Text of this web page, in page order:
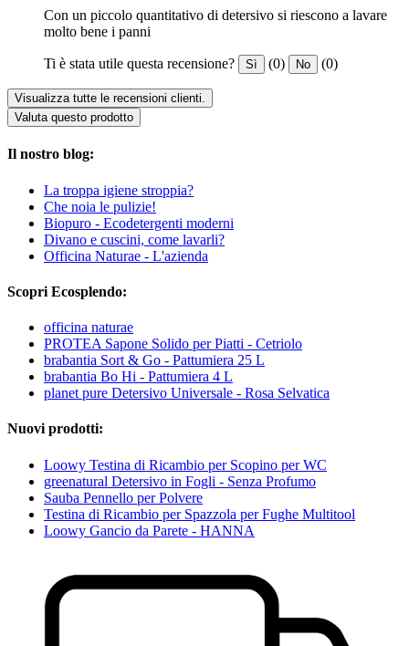
Con un piccolo quantitativo di detersivo si riescono a lavare
molto bene i panni
Ti è stata utile questa recensione? Sì (0) No (0)
Visualizza tutte le recensioni clienti.
Valuta questo prodotto
Il nostro blog:
La troppa igiene stroppia?
Che noia le pulizie!
Biopuro - Ecodetergenti moderni
Divano e cuscini, come lavarli?
Officina Naturae - L'azienda
Scopri Ecosplendo:
officina naturae
PROTEA Sapone Solido per Piatti - Cetriolo
brabantia Sort & Go - Pattumiera 25 L
brabantia Bo Hi - Pattumiera 4 L
planet pure Detersivo Universale - Rosa Selvatica
Nuovi prodotti:
Loowy Testina di Ricambio per Scopino per WC
greenatural Detersivo in Fogli - Senza Profumo
Sauba Pennello per Polvere
Testina di Ricambio per Spazzola per Fughe Multitool
Loowy Gancio da Parete - HANNA